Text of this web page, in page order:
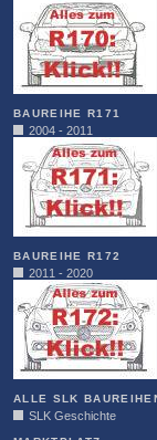
BAUREIHE R171
2004 - 2011
BAUREIHE R172
2011 - 2020
ALLE SLK
SLK Geschichte